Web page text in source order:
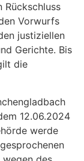
Rückschluss
Vorwurfs
justiziellen
Gerichte. Bis
die
12.06.2024
werde